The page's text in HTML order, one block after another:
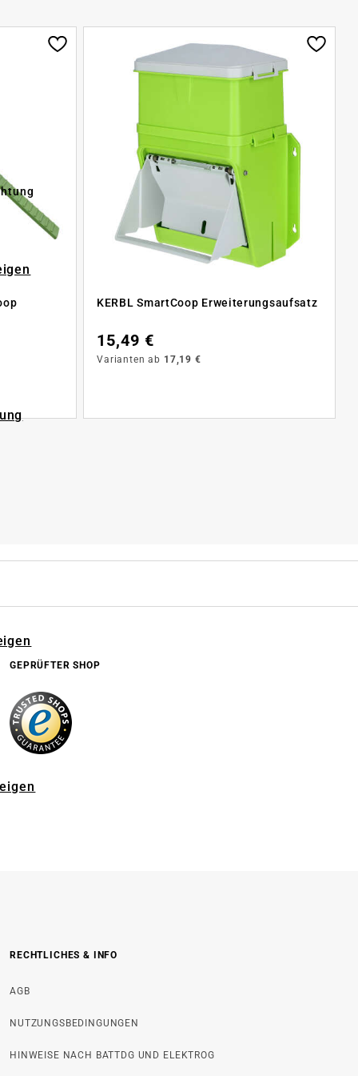
KERBL SmartCoop Erweiterungsaufsatz
15,49 €
Varianten ab 17,19 €
GEPRÜFTER SHOP
RECHTLICHES & INFO
AGB
NUTZUNGSBEDINGUNGEN
HINWEISE NACH BATTDG UND ELEKTROG